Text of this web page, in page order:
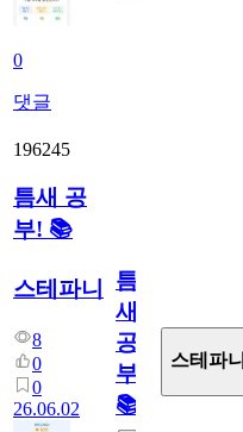
0
댓글
196245
틈새 공
부! 📚
스테파니
8
0
0
26.06.02
틈
새
공
부!
📚
스테파니